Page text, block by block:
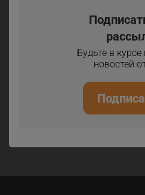
Будьте в
новостей